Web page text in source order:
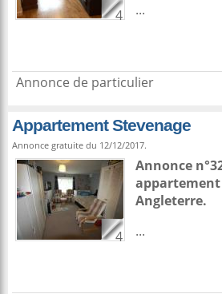
4
...
Annonce de particulier
Appartement Stevenage
Annonce gratuite du 12/12/2017.
4
Annonce
appartement
Angleterre.
...